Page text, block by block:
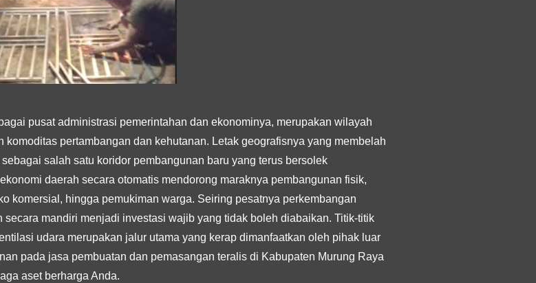
pusat administrasi pemerintahan dan ekonominya, merupakan wilayah
pertambangan dan kehutanan. Letak geografisnya yang membelah
salah satu koridor pembangunan baru yang terus bersolek
daerah secara otomatis mendorong maraknya pembangunan fisik,
komersial, hingga pemukiman warga. Seiring pesatnya perkembangan
mandiri menjadi investasi wajib yang tidak boleh diabaikan. Titik-titik
udara merupakan jalur utama yang kerap dimanfaatkan oleh pihak luar
pada jasa pembuatan dan pemasangan teralis di Kabupaten Murung Raya
aset berharga Anda.